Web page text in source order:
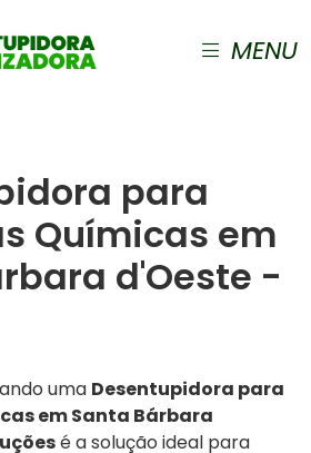
MENU
para
Químicas em
d'Oeste -
uma Desentupidora para
em Santa Bárbara
é a solução ideal para